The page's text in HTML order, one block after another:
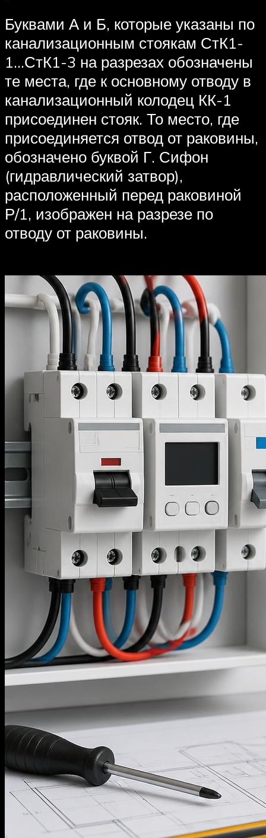
Буквами А и Б, которые указаны по
канализационным стоякам СтК1-
1…СтК1-3 на разрезах обозначены
те места, где к основному отводу в
канализационный колодец КК-1
присоединен стояк. То место, где
присоединяется отвод от раковины,
обозначено буквой Г. Сифон
(гидравлический затвор),
расположенный перед раковиной
Р/1, изображен на разрезе по
отводу от раковины.